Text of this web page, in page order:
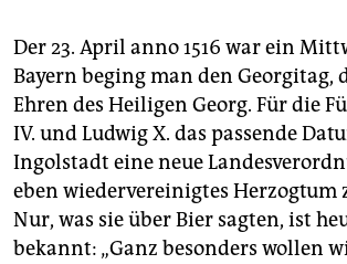
Der 23. April anno 1516 war ein
Bayern beging man den Georgitag,
Ehren des Heiligen Georg. Für die
IV. und Ludwig X. das passende
Ingolstadt eine neue
eben wiedervereinigtes Herzogtum
Nur, was sie über Bier sagten, ist
bekannt: „Ganz besonders wollen